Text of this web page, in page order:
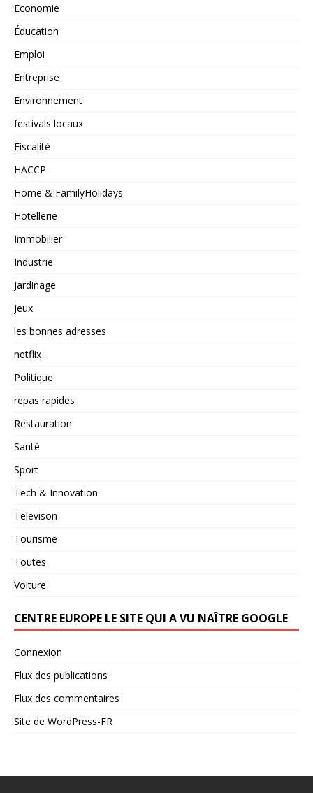
Economie
Éducation
Emploi
Entreprise
Environnement
festivals locaux
Fiscalité
HACCP
Home & FamilyHolidays
Hotellerie
Immobilier
Industrie
Jardinage
Jeux
les bonnes adresses
netflix
Politique
repas rapides
Restauration
Santé
Sport
Tech & Innovation
Televison
Tourisme
Toutes
Voiture
CENTRE EUROPE LE SITE QUI A VU NAÎTRE GOOGLE
Connexion
Flux des publications
Flux des commentaires
Site de WordPress-FR